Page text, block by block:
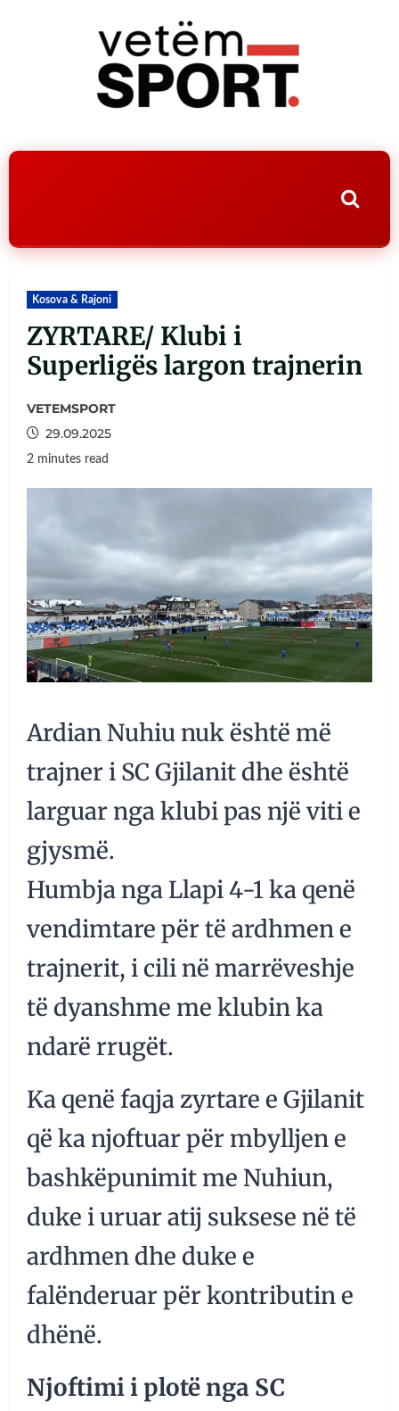
Kosova & Rajoni
ZYRTARE/ Klubi i
Superligës largon trajnerin
VETEMSPORT
29.09.2025
2 minutes read
Ardian Nuhiu nuk është më
trajner i SC Gjilanit dhe është
larguar nga klubi pas një viti e
gjysmë.
Humbja nga Llapi 4-1 ka qenë
vendimtare për të ardhmen e
trajnerit, i cili në marrëveshje
të dyanshme me klubin ka
ndarë rrugët.
Ka qenë faqja zyrtare e Gjilanit
që ka njoftuar për mbylljen e
bashkëpunimit me Nuhiun,
duke i uruar atij suksese në të
ardhmen dhe duke e
falënderuar për kontributin e
dhënë.
Njoftimi i plotë nga SC